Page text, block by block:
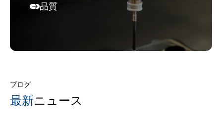
品質
ブログ
最新ニュース